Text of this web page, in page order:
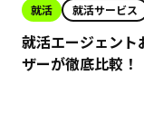
就活 就活サービス
就活エージェント
ザーが徹底比較！